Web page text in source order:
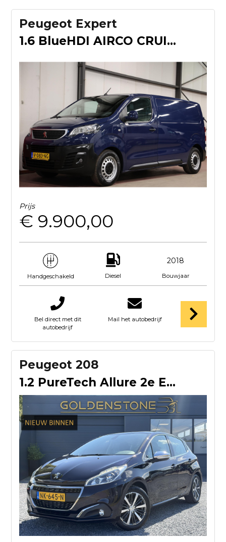
Peugeot Expert
1.6 BlueHDI AIRCO CRUISE CONTROL
Prijs
€ 9.900,00
Handgeschakeld Diesel
2018
Bouwjaar
Bel direct met dit
autobedrijf
Mail het autobedrijf
Peugeot 208
1.2 PureTech Allure 2e Eigenaar,Dealer Onderhouden,Carplay,T